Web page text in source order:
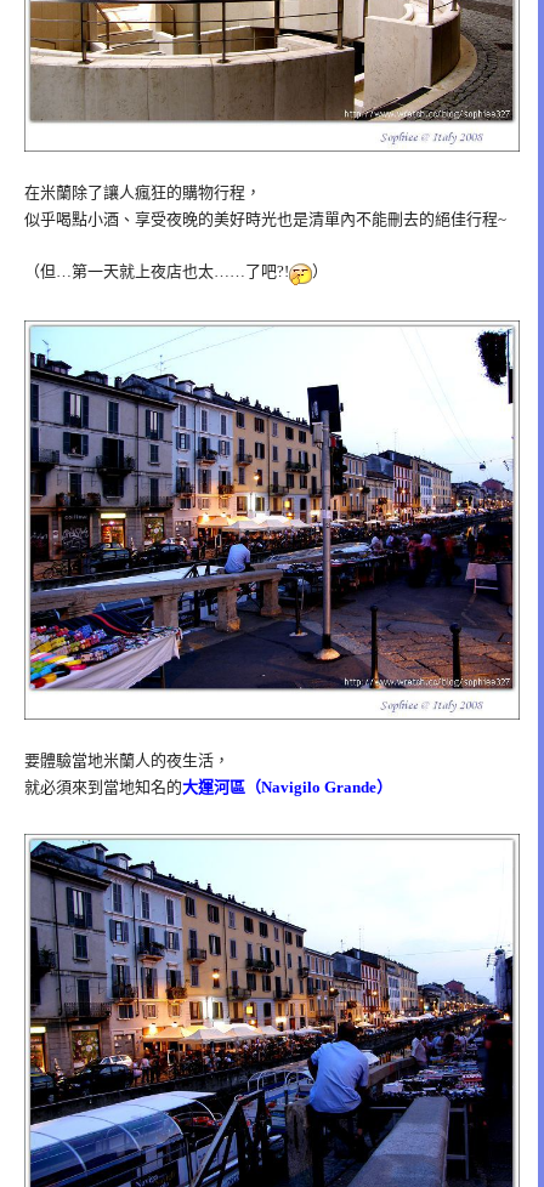
在米蘭除了讓人瘋狂的購物行程，
似乎喝點小酒、享受夜晚的美好時光也是清單內不能刪去的絕佳行程~
（但…第一天就上夜店也太……了吧?! ）
要體驗當地米蘭人的夜生活，
就必須來到當地知名的大運河區（Navigilo Grande）